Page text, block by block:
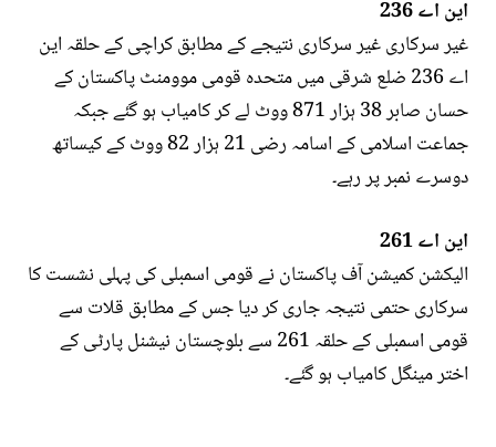
این اے 236
غیر سرکاری غیر سرکاری نتیجے کے مطابق کراچی کے حلقہ این
اے 236 ضلع شرقی میں متحدہ قومی موومنٹ پاکستان کے
حسان صابر 38 ہزار 871 ووٹ لے کر کامیاب ہو گئے جبکہ
جماعت اسلامی کے اسامہ رضی 21 ہزار 82 ووٹ کے کیساتھ
دوسرے نمبر پر رہے۔
این اے 261
الیکشن کمیشن آف پاکستان نے قومی اسمبلی کی پہلی نشست کا
سرکاری حتمی نتیجہ جاری کر دیا جس کے مطابق قلات سے
قومی اسمبلی کے حلقہ 261 سے بلوچستان نیشنل پارٹی کے
اختر مینگل کامیاب ہو گئے۔